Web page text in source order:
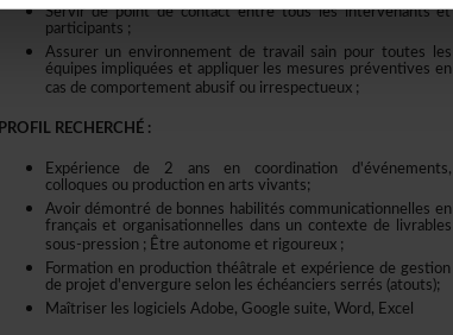
Servirdepointdecontactentretouslesintervenantset
participants;
Assurerunenvironnementdetravailsainpourtoutesles
équipesimpliquéesetappliquerlesmesurespréventivesen
casdecomportementabusifouirrespectueux;
PROFILRECHERCHÉ:
Expériencede2ansencoordinationd'événements,
colloquesouproductionenartsvivants;
Avoirdémontrédebonneshabilitéscommunicationnellesen
françaisetorganisationnellesdansuncontextedelivrables
sous-pression;Êtreautonomeetrigoureux;
Formationenproductionthéâtraleetexpériencedegestion
deprojetd'envergureselonleséchéanciersserrés(atouts);
MaîtriserleslogicielsAdobe,Googlesuite,Word,Excel